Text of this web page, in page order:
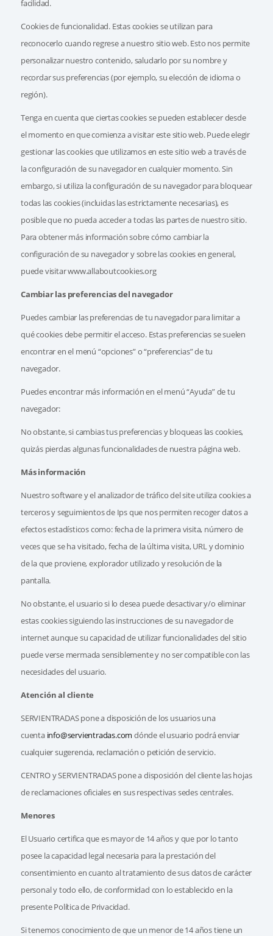
facilidad.
Cookies de funcionalidad. Estas cookies se utilizan para
reconocerlo cuando regrese a nuestro sitio web. Esto nos permite
personalizar nuestro contenido, saludarlo por su nombre y
recordar sus preferencias (por ejemplo, su elección de idioma o
región).
Tenga en cuenta que ciertas cookies se pueden establecer desde
el momento en que comienza a visitar este sitio web. Puede elegir
gestionar las cookies que utilizamos en este sitio web a través de
la configuración de su navegador en cualquier momento. Sin
embargo, si utiliza la configuración de su navegador para bloquear
todas las cookies (incluidas las estrictamente necesarias), es
posible que no pueda acceder a todas las partes de nuestro sitio.
Para obtener más información sobre cómo cambiar la
configuración de su navegador y sobre las cookies en general,
puede visitar www.allaboutcookies.org
Cambiar las preferencias del navegador
Puedes cambiar las preferencias de tu navegador para limitar a
qué cookies debe permitir el acceso. Estas preferencias se suelen
encontrar en el menú “opciones” o “preferencias” de tu
navegador.
Puedes encontrar más información en el menú “Ayuda” de tu
navegador:
No obstante, si cambias tus preferencias y bloqueas las cookies,
quizás pierdas algunas funcionalidades de nuestra página web.
Más información
Nuestro software y el analizador de tráfico del site utiliza cookies a
terceros y seguimientos de Ips que nos permiten recoger datos a
efectos estadísticos como: fecha de la primera visita, número de
veces que se ha visitado, fecha de la última visita, URL y dominio
de la que proviene, explorador utilizado y resolución de la
pantalla.
No obstante, el usuario si lo desea puede desactivar y/o eliminar
estas cookies siguiendo las instrucciones de su navegador de
internet aunque su capacidad de utilizar funcionalidades del sitio
puede verse mermada sensiblemente y no ser compatible con las
necesidades del usuario.
Atención al cliente
SERVIENTRADAS pone a disposición de los usuarios una
cuenta info@servientradas.com dónde el usuario podrá enviar
cualquier sugerencia, reclamación o petición de servicio.
CENTRO y SERVIENTRADAS pone a disposición del cliente las hojas
de reclamaciones oficiales en sus respectivas sedes centrales.
Menores
El Usuario certifica que es mayor de 14 años y que por lo tanto
posee la capacidad legal necesaria para la prestación del
consentimiento en cuanto al tratamiento de sus datos de carácter
personal y todo ello, de conformidad con lo establecido en la
presente Política de Privacidad.
Si tenemos conocimiento de que un menor de 14 años tiene un